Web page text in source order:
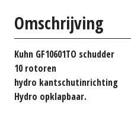
Omschrijving
Kuhn GF10601TO schudder
10 rotoren
hydro kantschutinrichting
Hydro opklapbaar.